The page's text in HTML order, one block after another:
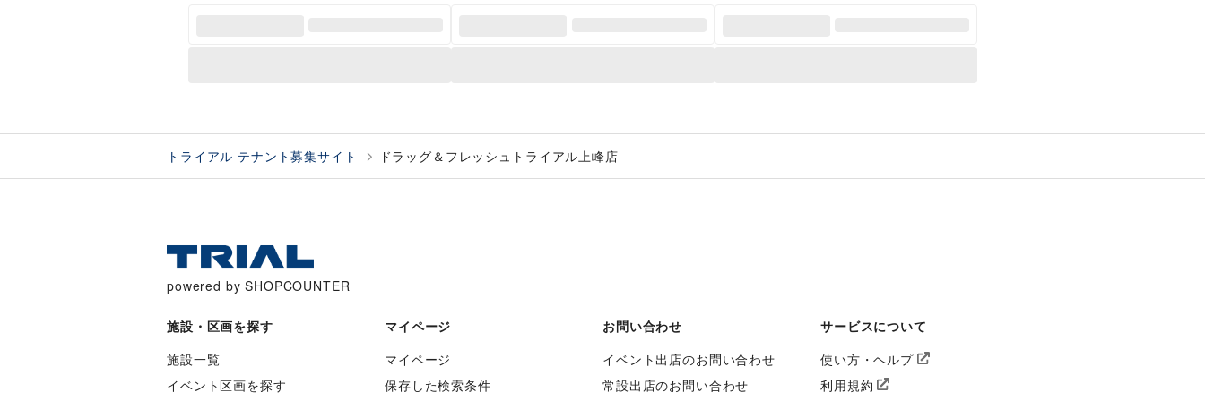
トライアル テナント募集サイト ドラッグ＆フレッシュトライアル上峰店
powered by SHOPCOUNTER
施設・区画を探す
施設一覧
イベント区画を探す
マイページ
マイページ
保存した検索条件
お問い合わせ
イベント出店のお問い合わせ
常設出店のお問い合わせ
サービスについて
使い方・ヘルプ
利用規約